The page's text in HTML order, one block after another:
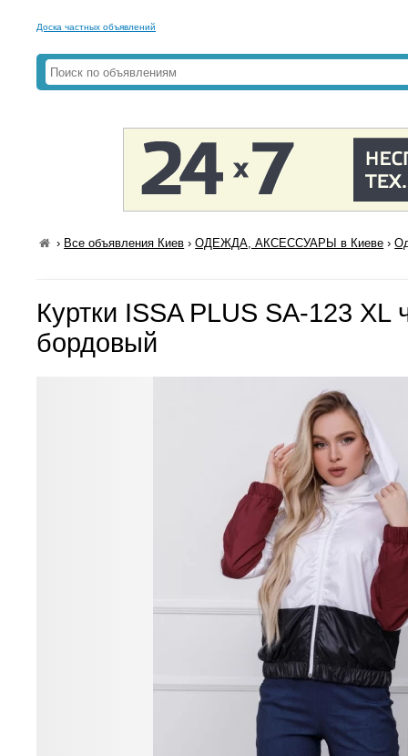
Доска частных объявлений
› Все объявления Киев ›ОДЕЖДА, АКСЕССУАРЫ в Киеве ›
Куртки ISSA PLUS SA-123 XL
бордовый